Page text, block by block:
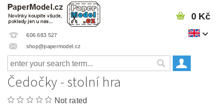
606 683 527
shop@papermodel.cz
0 Kč
Čedočky - stolní hra
Not rated